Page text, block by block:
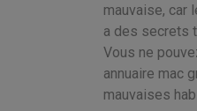
mauvaise, car
a des secrets
Vous ne
annuaire mac
mauvaises